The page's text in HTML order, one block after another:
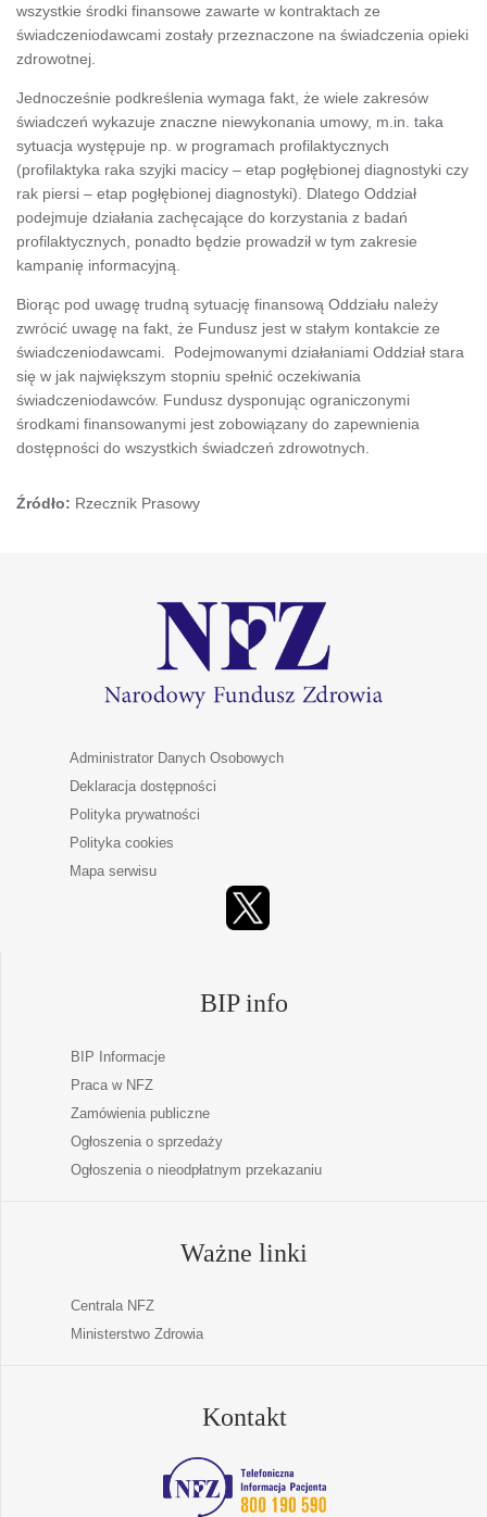
wszystkie środki finansowe zawarte w kontraktach ze
świadczeniodawcami zostały przeznaczone na świadczenia opieki
zdrowotnej.
Jednocześnie podkreślenia wymaga fakt, że wiele zakresów
świadczeń wykazuje znaczne niewykonania umowy, m.in. taka
sytuacja występuje np. w programach profilaktycznych
(profilaktyka raka szyjki macicy – etap pogłębionej diagnostyki czy
rak piersi – etap pogłębionej diagnostyki). Dlatego Oddział
podejmuje działania zachęcające do korzystania z badań
profilaktycznych, ponadto będzie prowadził w tym zakresie
kampanię informacyjną.
Biorąc pod uwagę trudną sytuację finansową Oddziału należy
zwrócić uwagę na fakt, że Fundusz jest w stałym kontakcie ze
świadczeniodawcami. Podejmowanymi działaniami Oddział stara
się w jak największym stopniu spełnić oczekiwania
świadczeniodawców. Fundusz dysponując ograniczonymi
środkami finansowanymi jest zobowiązany do zapewnienia
dostępności do wszystkich świadczeń zdrowotnych.
Źródło: Rzecznik Prasowy
Administrator Danych Osobowych
Deklaracja dostępności
Polityka prywatności
Polityka cookies
Mapa serwisu
BIP info
BIP Informacje
Praca w NFZ
Zamówienia publiczne
Ogłoszenia o sprzedaży
Ogłoszenia o nieodpłatnym przekazaniu
Ważne linki
Centrala NFZ
Ministerstwo Zdrowia
Kontakt